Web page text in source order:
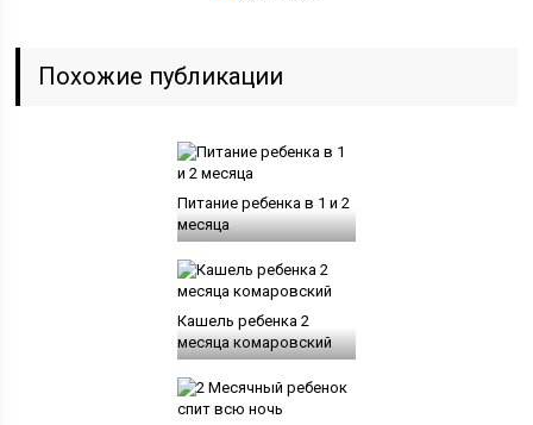
Похожие публикации
Питание ребенка в 1 и 2
месяца
Кашель ребенка 2
месяца комаровский